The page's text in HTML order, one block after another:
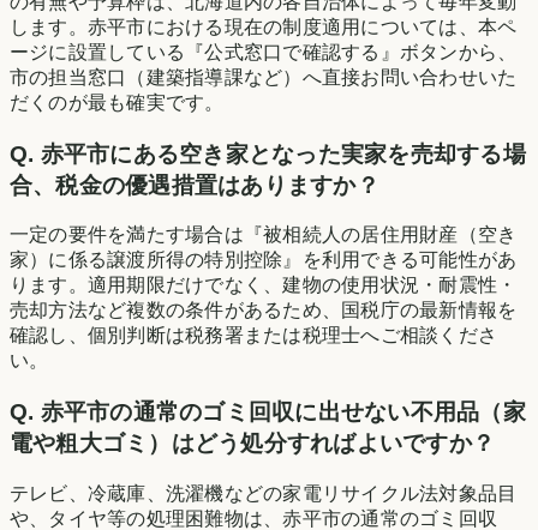
します。赤平市における現在の制度適用については、本ペ
ージに設置している『公式窓口で確認する』ボタンから、
市の担当窓口（建築指導課など）へ直接お問い合わせいた
だくのが最も確実です。
Q. 赤平市にある空き家となった実家を売却する場
合、税金の優遇措置はありますか？
一定の要件を満たす場合は『被相続人の居住用財産（空き
家）に係る譲渡所得の特別控除』を利用できる可能性があ
ります。適用期限だけでなく、建物の使用状況・耐震性・
売却方法など複数の条件があるため、国税庁の最新情報を
確認し、個別判断は税務署または税理士へご相談くださ
い。
Q. 赤平市の通常のゴミ回収に出せない不用品（家
電や粗大ゴミ）はどう処分すればよいですか？
テレビ、冷蔵庫、洗濯機などの家電リサイクル法対象品目
や、タイヤ等の処理困難物は、赤平市の通常のゴミ回収